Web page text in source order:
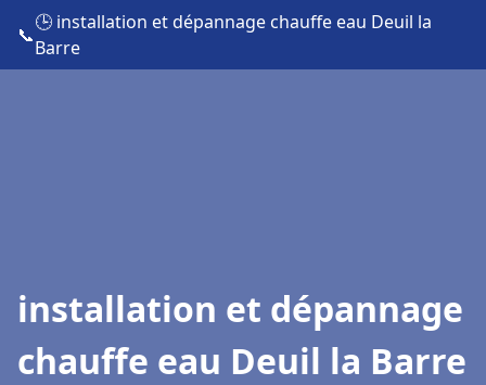
📞
🕒 installation et dépannage chauffe eau Deuil la
Barre
installation et dépannage
chauffe eau Deuil la Barre